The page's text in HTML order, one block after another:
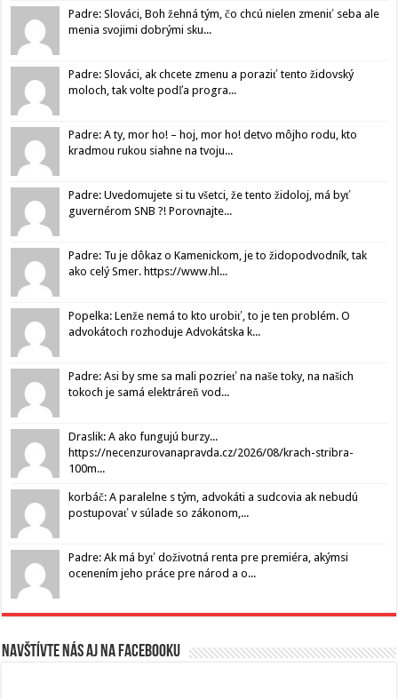
Padre: Slováci, Boh žehná tým, čo chcú nielen zmeniť seba ale
menia svojimi dobrými sku...
Padre: Slováci, ak chcete zmenu a poraziť tento židovský
moloch, tak volte podľa progra...
Padre: A ty, mor ho! – hoj, mor ho! detvo môjho rodu, kto
kradmou rukou siahne na tvoju...
Padre: Uvedomujete si tu všetci, že tento židoloj, má byť
guvernérom SNB ?! Porovnajte...
Padre: Tu je dôkaz o Kamenickom, je to židopodvodník, tak
ako celý Smer. https://www.hl...
Popelka: Lenže nemá to kto urobiť, to je ten problém. O
advokátoch rozhoduje Advokátska k...
Padre: Asi by sme sa mali pozrieť na naše toky, na našich
tokoch je samá elektráreň vod...
Draslik: A ako fungujú burzy...
https://necenzurovanapravda.cz/2026/08/krach-stribra-
100m...
korbáč: A paralelne s tým, advokáti a sudcovia ak nebudú
postupovať v súlade so zákonom,...
Padre: Ak má byť doživotná renta pre premiéra, akýmsi
ocenením jeho práce pre národ a o...
Navštívte nás aj na Facebooku